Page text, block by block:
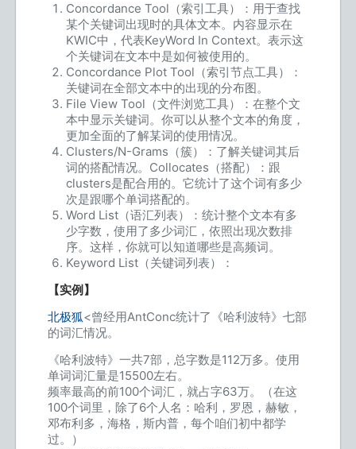
Concordance Tool（索引工具）：用于查找
某个关键词出现时的具体文本。内容显示在
KWIC中，代表KeyWord In Context。表示这
个关键词在文本中是如何被使用的。
Concordance Plot Tool（索引节点工具）：
关键词在全部文本中的出现的分布图。
File View Tool（文件浏览工具）：在整个文
本中显示关键词。你可以从整个文本的角度，
更加全面的了解某词的使用情况。
Clusters/N-Grams（簇）：了解关键词其后
词的搭配情况。Collocates（搭配）：跟
clusters是配合用的。它统计了这个词有多少
次是跟哪个单词搭配的。
Word List（语汇列表）：统计整个文本有多
少字数，使用了多少词汇，依照出现次数排
序。这样，你就可以知道哪些是高频词。
Keyword List（关键词列表）：
【实例】
北极狐<曾经用AntConc统计了《哈利波特》七部
的词汇情况。
《哈利波特》一共7部，总字数是112万多。使用
单词词汇量是15500左右。
频率最高的前100个词汇，就占字63万。（在这
100个词里，除了6个人名：哈利，罗恩，赫敏，
邓布利多，海格，斯内普，每个咱们初中都学
过。）